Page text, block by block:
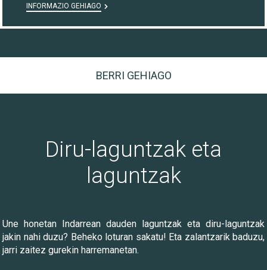
INFORMAZIO GEHIAGO
BERRI GEHIAGO
Diru-laguntzak eta
laguntzak
Une honetan Indarrean dauden laguntzak eta diru-laguntzak
jakin nahi duzu? Beheko loturan sakatu! Eta zalantzarik baduzu,
jarri zaitez gurekin harremanetan.